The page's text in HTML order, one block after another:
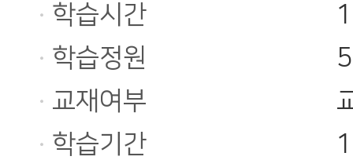
학습시간
학습정원
교재여부
학습기간